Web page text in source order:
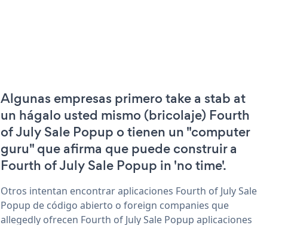
Algunas empresas primero take a stab at
un hágalo usted mismo (bricolaje) Fourth
of July Sale Popup o tienen un "computer
guru" que afirma que puede construir a
Fourth of July Sale Popup in 'no time'.
Otros intentan encontrar aplicaciones Fourth of July Sale
Popup de código abierto o foreign companies que
allegedly ofrecen Fourth of July Sale Popup aplicaciones